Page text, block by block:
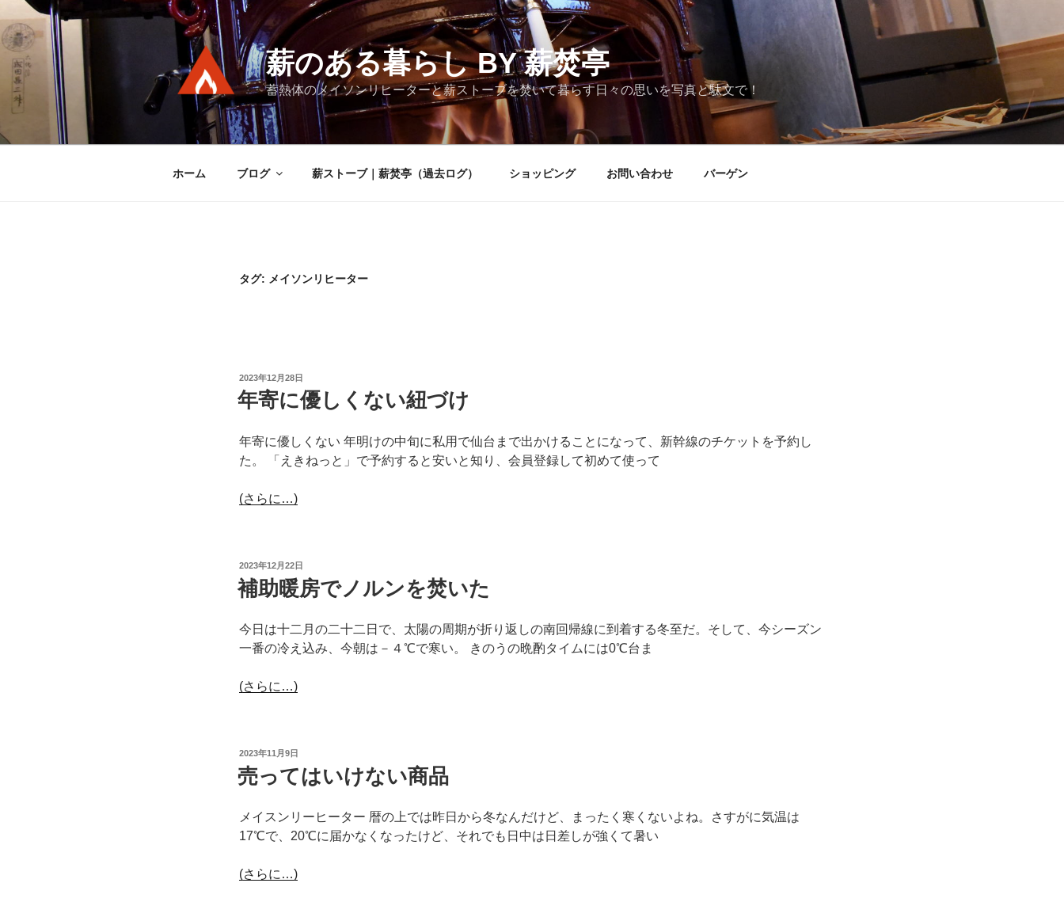
ン
テ
キ
薪のある暮らし BY 薪焚亭
蓄熱体のメイソンリヒーターと薪ストーブを焚いて暮らす日々の思いを写真と駄文で！
ホーム ブログ 薪ストーブ｜薪焚亭（過去ログ） ショッピング お問い合わせ バーゲン
タグ: メイソンリヒーター
投
稿
日:
2023年12月28日
年寄に優しくない紐づけ
年寄に優しくない 年明けの中旬に私用で仙台まで出かけることになって、新幹線のチケットを予約し
た。 「えきねっと」で予約すると安いと知り、会員登録して初めて使って
(さらに…)
投
稿
日:
2023年12月22日
補助暖房でノルンを焚いた
今日は十二月の二十二日で、太陽の周期が折り返しの南回帰線に到着する冬至だ。そして、今シーズン
一番の冷え込み、今朝は－４℃で寒い。 きのうの晩酌タイムには0℃台ま
(さらに…)
投
稿
日:
2023年11月9日
売ってはいけない商品
メイスンリーヒーター 暦の上では昨日から冬なんだけど、まったく寒くないよね。さすがに気温は
17℃で、20℃に届かなくなったけど、それでも日中は日差しが強くて暑い
(さらに…)